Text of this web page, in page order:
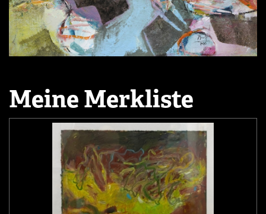
Meine Merkliste